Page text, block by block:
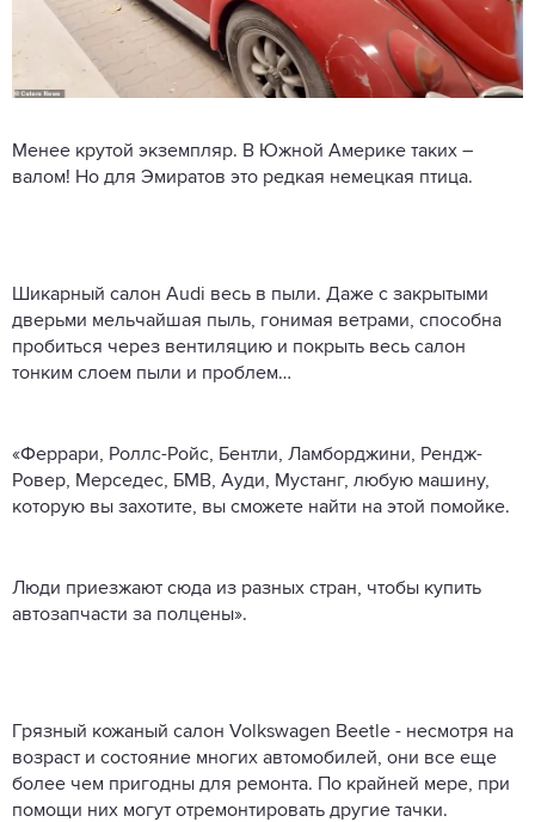
Менее крутой экземпляр. В Южной Америке таких –
валом! Но для Эмиратов это редкая немецкая птица.
Шикарный салон Audi весь в пыли. Даже с закрытыми
дверьми мельчайшая пыль, гонимая ветрами, способна
пробиться через вентиляцию и покрыть весь салон
тонким слоем пыли и проблем…
«Феррари, Роллс-Ройс, Бентли, Ламборджини, Рендж-
Ровер, Мерседес, БМВ, Ауди, Мустанг, любую машину,
которую вы захотите, вы сможете найти на этой помойке.
Люди приезжают сюда из разных стран, чтобы купить
автозапчасти за полцены».
Грязный кожаный салон Volkswagen Beetle - несмотря на
возраст и состояние многих автомобилей, они все еще
более чем пригодны для ремонта. По крайней мере, при
помощи них могут отремонтировать другие тачки.